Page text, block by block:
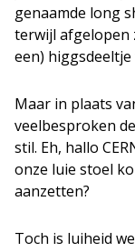
genaamde long
terwijl afgelopen
een)
Maar in plaats
veelbesproken
stil. Eh, hallo
onze luie stoel
aanzetten?
Toch is luiheid